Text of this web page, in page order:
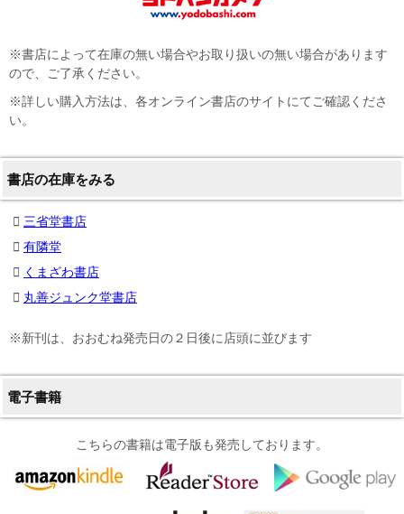
※書店によって在庫の無い場合やお取り扱いの無い場合があります
ので、ご了承ください。
※詳しい購入方法は、各オンライン書店のサイトにてご確認くださ
い。
書店の在庫をみる
三省堂書店
有隣堂
くまざわ書店
丸善ジュンク堂書店
※新刊は、おおむね発売日の２日後に店頭に並びます
電子書籍
こちらの書籍は電子版も発売しております。